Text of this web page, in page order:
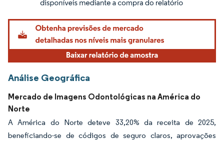
Análise Geográfica
Mercado de Imagens Odontológicas na América do
Norte
A América do Norte deteve 33,20% da receita de 2025,
beneficiando-se de códigos de seguro claros, aprovações